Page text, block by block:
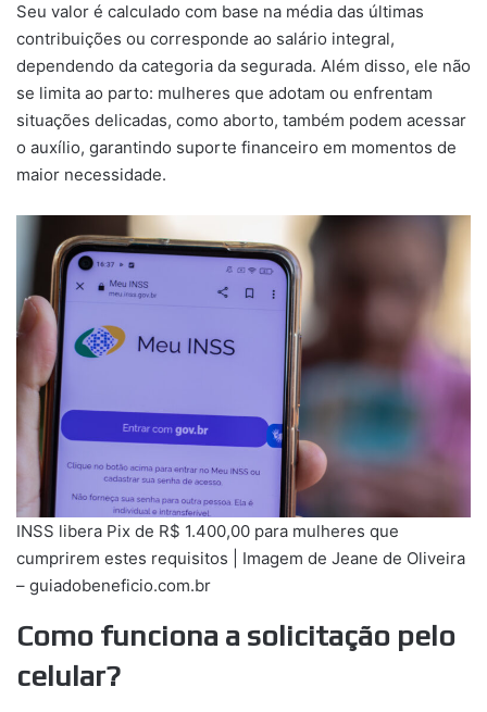
Seu valor é calculado com base na média das últimas
contribuições ou corresponde ao salário integral,
dependendo da categoria da segurada. Além disso, ele não
se limita ao parto: mulheres que adotam ou enfrentam
situações delicadas, como aborto, também podem acessar
o auxílio, garantindo suporte financeiro em momentos de
maior necessidade.
INSS libera Pix de R$ 1.400,00 para mulheres que
cumprirem estes requisitos | Imagem de Jeane de Oliveira
– guiadobeneficio.com.br
Como funciona a solicitação pelo
celular?